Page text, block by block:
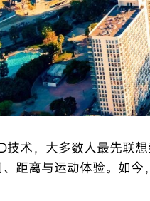
技术，大多数人最先联
距离与运动体验。如